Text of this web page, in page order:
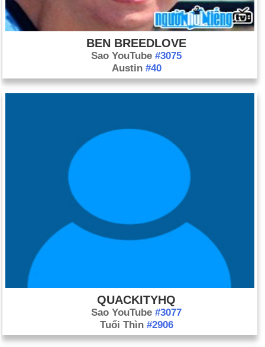
BEN BREEDLOVE
Sao YouTube #3075
Austin #40
QUACKITYHQ
Sao YouTube #3077
Tuổi Thìn #2906